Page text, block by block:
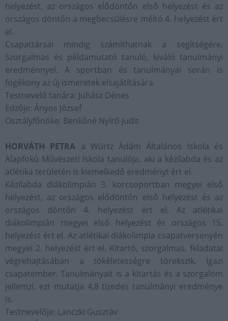
helyezést, az országos elődöntőn első helyezést és az
országos döntőn a megbecsülésre méltó 4. helyezést ért
el.
Csapattársai mindig számíthatnak a segítségére.
Szorgalmas és példamutató tanuló, kiváló tanulmányi
eredménnyel. A sportban és tanulmányai során is
fogékony az új ismeretek elsajátítására.
Testnevelő tanára: Juhász Dénes
Edzője: Ányos József
Osztályfőnöke: Benkőné Nyírő Judit
HORVÁTH PETRA a Würtz Ádám Általános Iskola és
Alapfokú Művészeti Iskola tanulója, aki a kézilabda és az
atlétika területén is kiemelkedő eredményt ért el.
Kézilabda diákolimpián 3. korcsoportban megyei első
helyezést, az országos elődöntőn első helyezést és az
országos döntőn 4. helyezést ért el. Az atlétikai
diákolimpián megyei első helyezést és országos 15.
helyezést ért el. Az atlétikai diákolimpia csapatversenyén
megyei 2. helyezést ért el. Kitartó, szorgalmas, feladatai
végrehajtásában a tökéletességre törekszik. Igazi
csapatember. Tanulmányait is a kitartás és a szorgalom
jellemzi, ezt mutatja 4,8 tizedes tanulmányi eredménye
is.
Testnevelője: Lanczki Gusztáv